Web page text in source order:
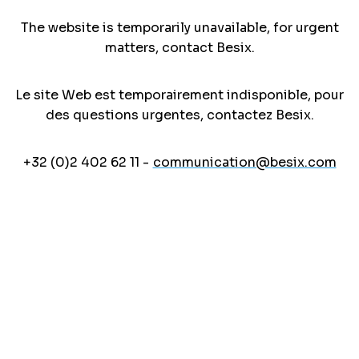
The website is temporarily unavailable, for urgent
matters, contact Besix.
Le site Web est temporairement indisponible, pour
des questions urgentes, contactez Besix.
+32 (0)2 402 62 11 - communication@besix.com